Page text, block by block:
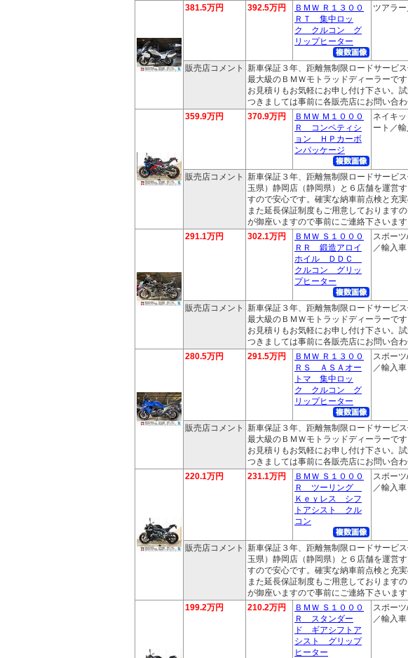
381.5万円
392.5万円
ＢＭＷ Ｒ１３００
ＲＴ 集中ロッ
ク クルコン グ
リップヒーター
ツアラ
販売店コメント 新車保証３年、距離無制限ロードサービ
最大級のＢＭＷモトラッドディーラーで
お見積りもお気軽にお申し付け下さい。
つきましては事前に各販売店にお問い合わ
359.9万円
370.9万円
ＢＭＷ Ｍ１０００
Ｒ コンペティシ
ョン ＨＰカーボ
ンパッケージ
ネイキ
ート／
販売店コメント 新車保証３年、距離無制限ロードサービ
玉県）静岡店（静岡県）と６店舗を運営
すので安心です。確実な納車前点検と充
また延長保証制度もご用意しております
が御座いますので事前にご連絡下さいま
291.1万円
302.1万円
ＢＭＷ Ｓ１０００
ＲＲ 鍛造アロイ
ホイル ＤＤＣ
クルコン グリッ
プヒーター
スポー
／輸入車
販売店コメント 新車保証３年、距離無制限ロードサービ
最大級のＢＭＷモトラッドディーラーで
お見積りもお気軽にお申し付け下さい。
つきましては事前に各販売店にお問い合わ
280.5万円
291.5万円
ＢＭＷ Ｒ１３００
ＲＳ ＡＳＡオー
トマ 集中ロッ
ク クルコン グ
リップヒーター
スポー
／輸入車
販売店コメント 新車保証３年、距離無制限ロードサービ
最大級のＢＭＷモトラッドディーラーで
お見積りもお気軽にお申し付け下さい。
つきましては事前に各販売店にお問い合わ
220.1万円
231.1万円
ＢＭＷ Ｓ１０００
Ｒ ツーリング
Ｋｅｙレス シフ
トアシスト クル
コン
スポー
／輸入車
販売店コメント 新車保証３年、距離無制限ロードサービ
玉県）静岡店（静岡県）と６店舗を運営
すので安心です。確実な納車前点検と充
また延長保証制度もご用意しております
が御座いますので事前にご連絡下さいま
199.2万円
210.2万円
ＢＭＷ Ｓ１０００
Ｒ スタンダー
ド ギアシフトア
シスト グリップ
ヒーター
スポー
／輸入車